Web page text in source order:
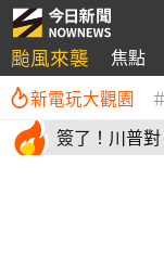
颱風來襲 焦點
新電玩大觀園
簽了！川普